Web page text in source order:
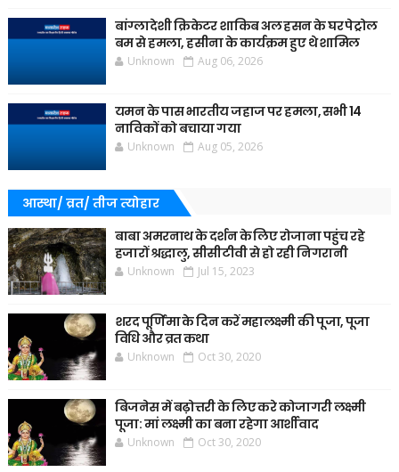
बांग्लादेशी क्रिकेटर शाकिब अल हसन के घर पेट्रोल
बम से हमला, हसीना के कार्यक्रम हुए थे शामिल
Unknown Aug 06, 2026
यमन के पास भारतीय जहाज पर हमला, सभी 14
नाविकों को बचाया गया
Unknown Aug 05, 2026
आस्था/ व्रत/ तीज त्‍योहार
बाबा अमरनाथ के दर्शन के लिए रोजाना पहुंच रहे
हजारों श्रद्धालु, सीसीटीवी से हो रही निगरानी
Unknown Jul 15, 2023
शरद पूर्णिमा के दिन करें महालक्ष्मी की पूजा, पूजा
विधि और व्रत कथा
Unknown Oct 30, 2020
बिजनेस में बढ़ोत्तरी के लिए करे कोजागरी लक्ष्मी
पूजा: मां लक्ष्मी का बना रहेगा आर्शीवाद
Unknown Oct 30, 2020